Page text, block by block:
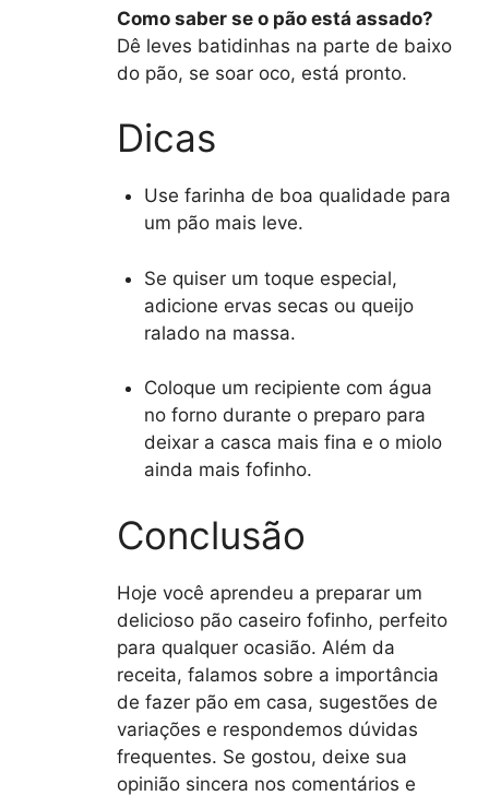
Como saber se o pão está assado?
Dê leves batidinhas na parte de baixo
do pão, se soar oco, está pronto.
Dicas
Use farinha de boa qualidade para
um pão mais leve.
Se quiser um toque especial,
adicione ervas secas ou queijo
ralado na massa.
Coloque um recipiente com água
no forno durante o preparo para
deixar a casca mais fina e o miolo
ainda mais fofinho.
Conclusão
Hoje você aprendeu a preparar um
delicioso pão caseiro fofinho, perfeito
para qualquer ocasião. Além da
receita, falamos sobre a importância
de fazer pão em casa, sugestões de
variações e respondemos dúvidas
frequentes. Se gostou, deixe sua
opinião sincera nos comentários e